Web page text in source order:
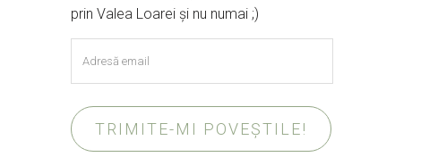
prin Valea Loarei și nu numai ;)
email
TRIMITE-MI POVEȘTILE!